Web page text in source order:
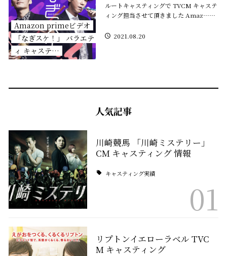
Amazon primeビデオ
「なぎスケ！」 バラエテ
ィ キャステ…
ルートキャスティングで TVCM キャステ
ィング担当させて頂きました Amaz……
2021.08.20
人気記事
川崎競馬 「川崎ミステリー」
CM キャスティング 情報
キャスティング実績
01
リプトンイエローラベル TVC
M キャスティング